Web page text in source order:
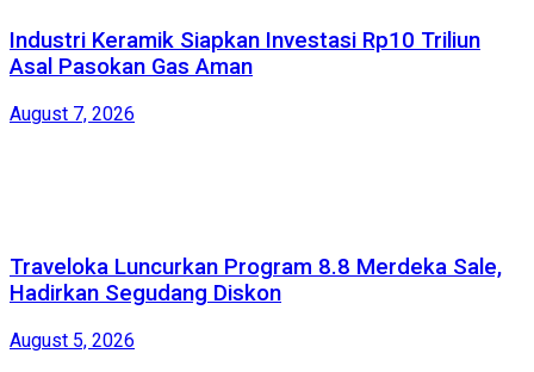
Industri Keramik Siapkan Investasi Rp10 Triliun
Asal Pasokan Gas Aman
August 7, 2026
Traveloka Luncurkan Program 8.8 Merdeka Sale,
Hadirkan Segudang Diskon
August 5, 2026